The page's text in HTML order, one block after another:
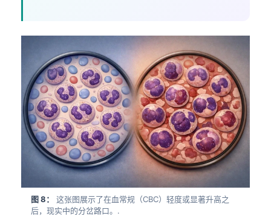
图 8：
这张图展示了在血常规（CBC）轻度或显著升高之
后，现实中的分岔路口。.
پښتو
سنڌي
සිංහල
অসমীয়া
Galego
Latviešu valoda
Македонски јазик
Euskara